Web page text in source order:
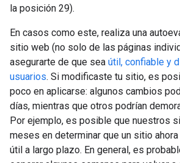
la posición 29).
En casos como este, realiza una
sitio web (no solo de las páginas
asegurarte de que sea útil, confiable y
usuarios. Si modificaste tu sitio, es
poco en aplicarse: algunos cambios
días, mientras que otros podrían
Por ejemplo, es posible que nuestros
meses en determinar que un sitio
útil a largo plazo. En general, es